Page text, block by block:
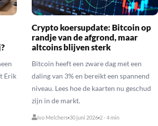
Erik
Crypto koersupdate: Bitcoin op
randje van de afgrond, maar
altcoins blijven sterk
Bitcoin heeft een zware dag met een
daling van 3% en bereikt een spannend
niveau. Lees hoe de kaarten nu geschud
zijn in de markt.
Ivo Melchers 30 juni 2026 2 - 4 min